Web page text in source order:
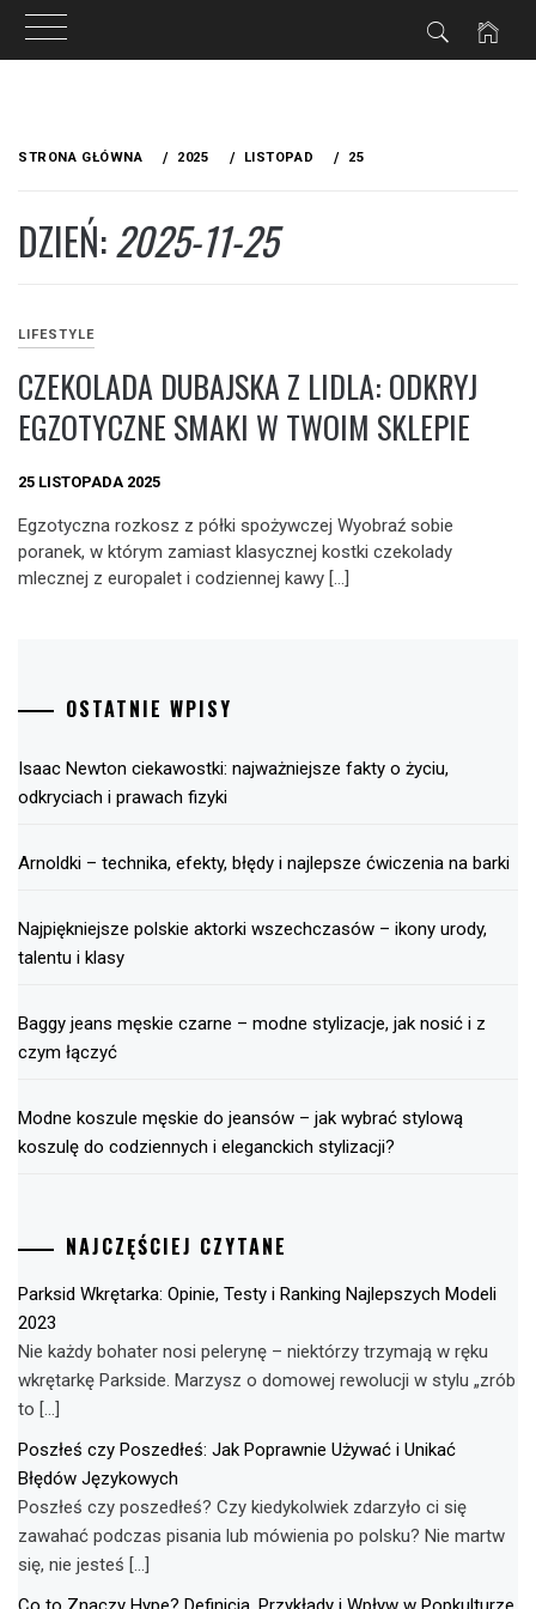
STRONA GŁÓWNA 2025 LISTOPAD 25
DZIEŃ:2025-11-25
LIFESTYLE
CZEKOLADA DUBAJSKA Z LIDLA: ODKRYJ
EGZOTYCZNE SMAKI W TWOIM SKLEPIE
25 LISTOPADA 2025
Egzotyczna rozkosz z półki spożywczej Wyobraź sobie
poranek, w którym zamiast klasycznej kostki czekolady
mlecznej z europalet i codziennej kawy […]
OSTATNIE WPISY
Isaac Newton ciekawostki: najważniejsze fakty o życiu,
odkryciach i prawach fizyki
Arnoldki – technika, efekty, błędy i najlepsze ćwiczenia na barki
Najpiękniejsze polskie aktorki wszechczasów – ikony urody,
talentu i klasy
Baggy jeans męskie czarne – modne stylizacje, jak nosić i z
czym łączyć
Modne koszule męskie do jeansów – jak wybrać stylową
koszulę do codziennych i eleganckich stylizacji?
NAJCZĘŚCIEJ CZYTANE
Parksid Wkrętarka: Opinie, Testy i Ranking Najlepszych Modeli
2023
Nie każdy bohater nosi pelerynę – niektórzy trzymają w ręku
wkrętarkę Parkside. Marzysz o domowej rewolucji w stylu „zrób
to […]
Poszłeś czy Poszedłeś: Jak Poprawnie Używać i Unikać
Błędów Językowych
Poszłeś czy poszedłeś? Czy kiedykolwiek zdarzyło ci się
zawahać podczas pisania lub mówienia po polsku? Nie martw
się, nie jesteś […]